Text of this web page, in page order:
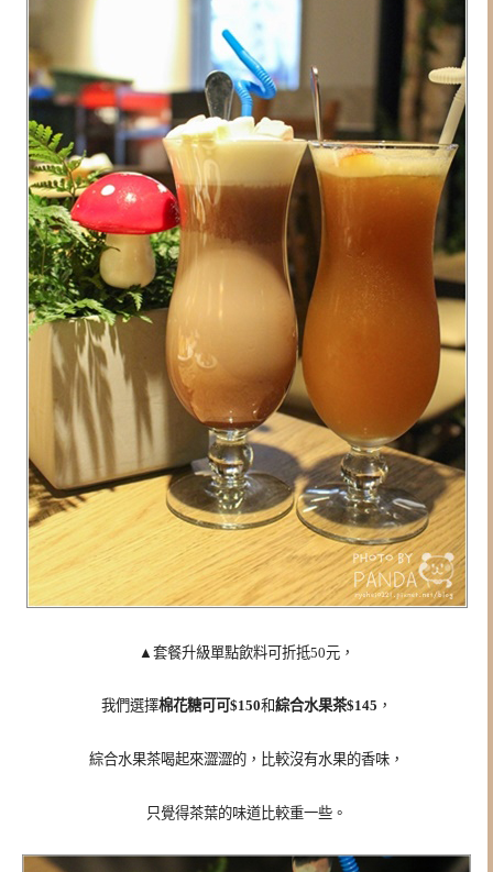
▲套餐升級單點飲料可折抵50元，
我們選擇棉花糖可可$150和綜合水果茶$145 ，
綜合水果茶喝起來澀澀的，比較沒有水果的香味，
只覺得茶葉的味道比較重一些。